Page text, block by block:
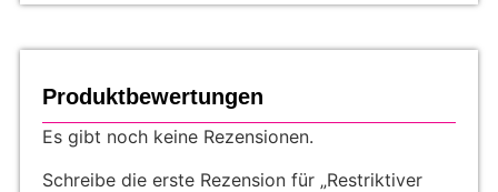
Produktbewertungen
Es gibt noch keine Rezensionen.
Schreibe die erste Rezension für „Restriktiver